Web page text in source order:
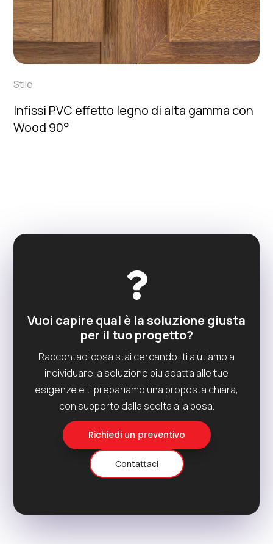
Stile
Infissi PVC effetto legno di alta gamma con
Wood 90°

Vuoi capire qual è la soluzione giusta
per il tuo progetto?
Raccontaci cosa stai cercando: ti aiutiamo a
individuare la soluzione più adatta alle tue
esigenze e ti prepariamo una proposta chiara,
con supporto dalla scelta alla posa.
Richiedi un preventivo
Contattaci